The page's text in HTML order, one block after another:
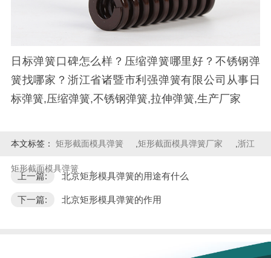
日标弹簧口碑怎么样？压缩弹簧哪里好？不锈钢弹
簧找哪家？浙江省诸暨市利强弹簧有限公司从事日
标弹簧,压缩弹簧,不锈钢弹簧,拉伸弹簧,生产厂家
本文标签： 矩形截面模具弹簧 ,矩形截面模具弹簧厂家 浙江
矩形截面模具弹簧
上一篇: 北京矩形模具弹簧的用途有什么
下一篇: 北京矩形模具弹簧的作用